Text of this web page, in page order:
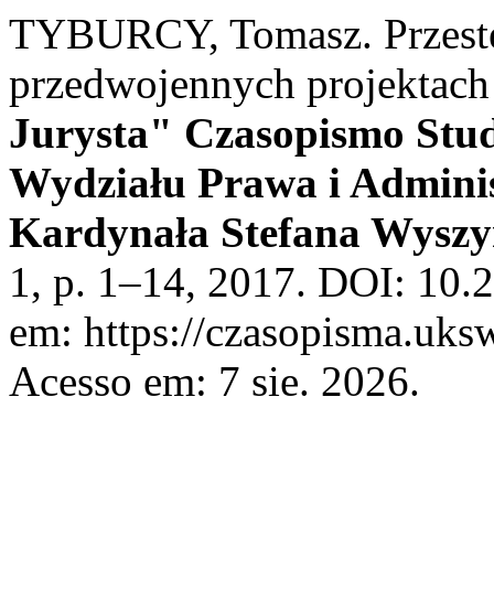
TYBURCY, Tomasz.
przedwojennych
Jurysta" Czasopismo
Wydziału Prawa i
Kardynała Stefana
1, p. 1–14, 2017. DOI:
em: https://
Acesso em: 7 sie. 2026.